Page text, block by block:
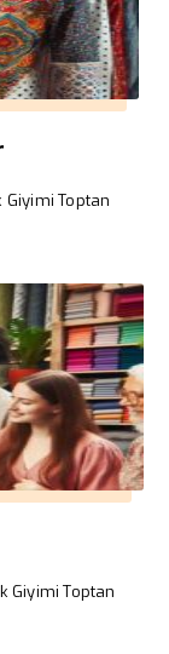
Giyimi Toptan
Giyimi Toptan